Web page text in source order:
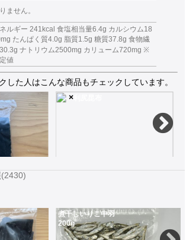
ません。
ルギー 241kcal 食塩相当量6.4g カルシウム18
たんぱく質4.0g 脂質1.5g 糖質37.8g 食物繊
ナトリウム2500mg カリューム720mg ※
値
した人はこんな商品もチェックしています。
×利尻昆布
煮干しいりこ中羽
200g